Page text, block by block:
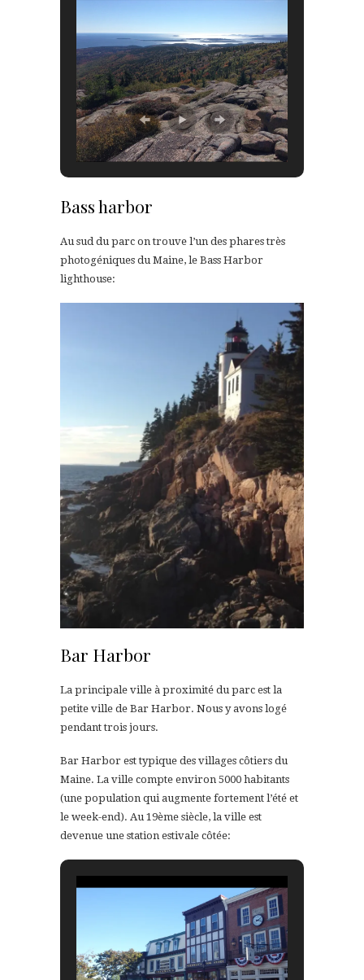
Bass harbor
Au sud du parc on trouve l’un des phares très
photogéniques du Maine, le Bass Harbor
lighthouse:
Bar Harbor
La principale ville à proximité du parc est la
petite ville de Bar Harbor. Nous y avons logé
pendant trois jours.
Bar Harbor est typique des villages côtiers du
Maine. La ville compte environ 5000 habitants
(une population qui augmente fortement l’été et
le week-end). Au 19ème siècle, la ville est
devenue une station estivale côtée: